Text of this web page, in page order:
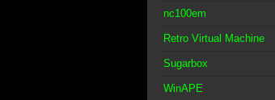
nc100em
Retro Virtual Machine
Sugarbox
WinAPE